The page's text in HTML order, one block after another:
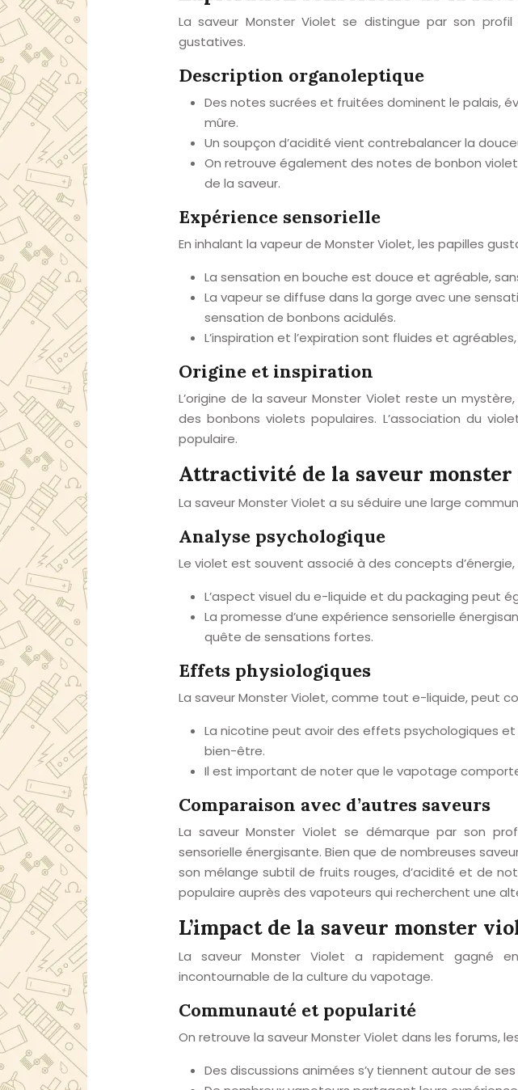
La saveur Monster Violet se distingue par son
gustatives.
Description organoleptique
Des notes sucrées et fruitées dominent le palais,
mûre.
Un soupçon d’acidité vient contrebalancer la
On retrouve également des notes de bonbon
de la saveur.
Expérience sensorielle
En inhalant la vapeur de Monster Violet, les papilles
La sensation en bouche est douce et agréable,
La vapeur se diffuse dans la gorge avec une
sensation de bonbons acidulés.
L’inspiration et l’expiration sont fluides et
Origine et inspiration
L’origine de la saveur Monster Violet reste un
des bonbons violets populaires. L’association du
populaire.
Attractivité de la saveur
La saveur Monster Violet a su séduire une large
Analyse psychologique
Le violet est souvent associé à des concepts
L’aspect visuel du e-liquide et du packaging peut
La promesse d’une expérience sensorielle
quête de sensations fortes.
Effets physiologiques
La saveur Monster Violet, comme tout e-liquide, peut
La nicotine peut avoir des effets psychologiques
bien-être.
Il est important de noter que le vapotage
Comparaison avec d’autres saveurs
La saveur Monster Violet se démarque par son
sensorielle énergisante. Bien que de nombreuses
son mélange subtil de fruits rouges, d’acidité et de
populaire auprès des vapoteurs qui recherchent une
L’impact de la saveur monster
La saveur Monster Violet a rapidement gagné
incontournable de la culture du vapotage.
Communauté et popularité
On retrouve la saveur Monster Violet dans les forums,
Des discussions animées s’y tiennent autour de